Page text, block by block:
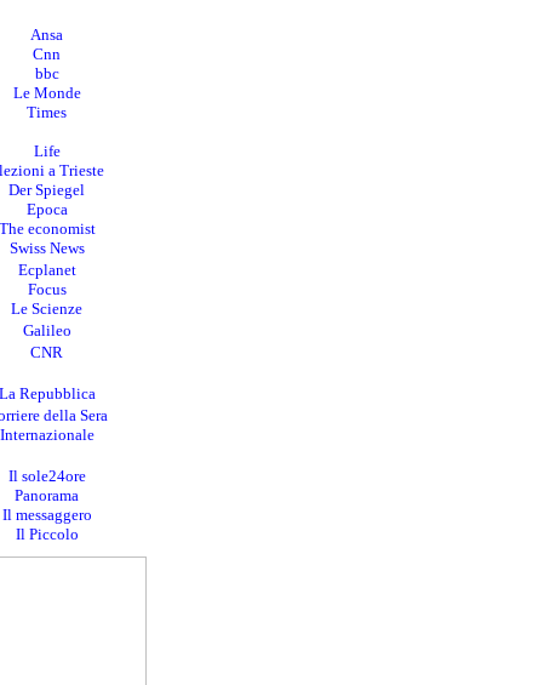
Ansa
Cnn
bbc
Le Monde
Times
Life
a Trieste
Der Spiegel
Epoca
economist
Swiss News
Ecplanet
Focus
Le Scienze
Galileo
CNR
Repubblica
della Sera
Internazionale
Il sole24ore
Panorama
Il messaggero
Il Piccolo